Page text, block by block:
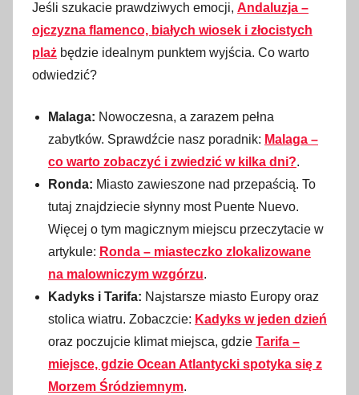
Jeśli szukacie prawdziwych emocji, Andaluzja –
ojczyzna flamenco, białych wiosek i złocistych
plaż będzie idealnym punktem wyjścia. Co warto
odwiedzić?
Malaga: Nowoczesna, a zarazem pełna
zabytków. Sprawdźcie nasz poradnik: Malaga –
co warto zobaczyć i zwiedzić w kilka dni?.
Ronda: Miasto zawieszone nad przepaścią. To
tutaj znajdziecie słynny most Puente Nuevo.
Więcej o tym magicznym miejscu przeczytacie w
artykule: Ronda – miasteczko zlokalizowane
na malowniczym wzgórzu.
Kadyks i Tarifa: Najstarsze miasto Europy oraz
stolica wiatru. Zobaczcie: Kadyks w jeden dzień
oraz poczujcie klimat miejsca, gdzie Tarifa –
miejsce, gdzie Ocean Atlantycki spotyka się z
Morzem Śródziemnym.